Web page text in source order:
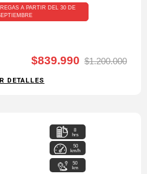
A PARTIR DEL 30 DE
$839.990 $1.200.000
DETALLES
8
hrs
50
km/h
50
km